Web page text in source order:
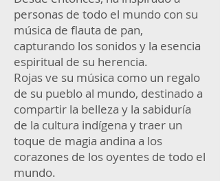
personas de todo el mundo con su
música de flauta de pan,
capturando los sonidos y la esencia
espiritual de su herencia.
Rojas ve su música como un regalo
de su pueblo al mundo, destinado a
compartir la belleza y la sabiduría
de la cultura indígena y traer un
toque de magia andina a los
corazones de los oyentes de todo el
mundo.